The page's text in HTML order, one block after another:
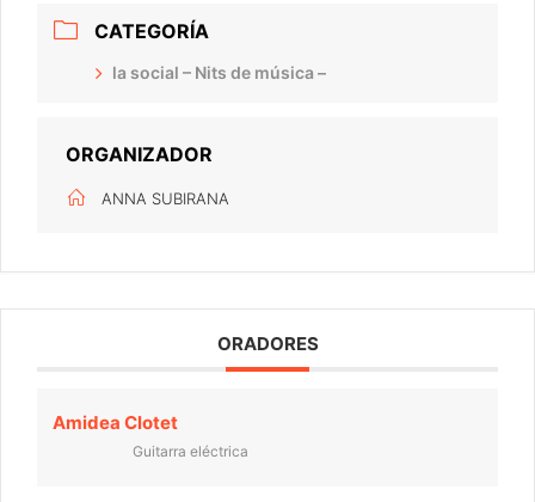
CATEGORÍA
la social – Nits de música –
ORGANIZADOR
ANNA SUBIRANA
ORADORES
Amidea Clotet
Guitarra eléctrica